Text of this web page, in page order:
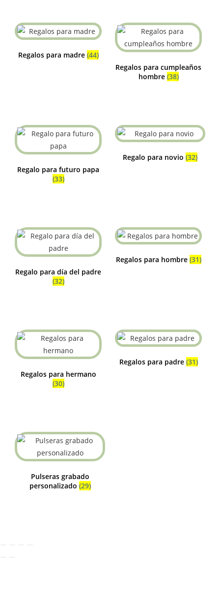
Regalos para madre (44)
Regalos para cumpleaños
hombre (38)
Regalo para futuro papa
(33)
Regalo para novio (32)
Regalo para día del padre
(32)
Regalos para hombre (31)
Regalos para hermano
(30)
Regalos para padre (31)
Pulseras grabado
personalizado (29)